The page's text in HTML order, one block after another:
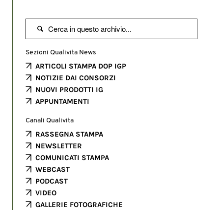

Sezioni Qualivita News
ARTICOLI STAMPA DOP IGP
NOTIZIE DAI CONSORZI
NUOVI PRODOTTI IG
APPUNTAMENTI
Canali Qualivita
RASSEGNA STAMPA
NEWSLETTER
COMUNICATI STAMPA
WEBCAST
PODCAST
VIDEO
GALLERIE FOTOGRAFICHE